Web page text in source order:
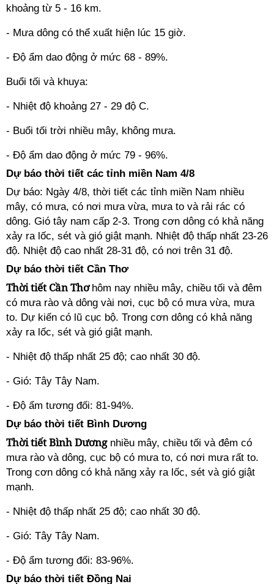
khoảng từ 5 - 16 km.
- Mưa dông có thể xuất hiện lúc 15 giờ.
- Độ ẩm dao động ở mức 68 - 89%.
Buổi tối và khuya:
- Nhiệt độ khoảng 27 - 29 độ C.
- Buổi tối trời nhiều mây, không mưa.
- Độ ẩm dao động ở mức 79 - 96%.
Dự báo thời tiết các tỉnh miền Nam 4/8
Dự báo: Ngày 4/8, thời tiết các tỉnh miền Nam nhiều
mây, có mưa, có nơi mưa vừa, mưa to và rải rác có
dông. Gió tây nam cấp 2-3. Trong cơn dông có khả năng
xảy ra lốc, sét và gió giật mạnh. Nhiệt độ thấp nhất 23-26
độ. Nhiệt độ cao nhất 28-31 độ, có nơi trên 31 độ.
Dự báo thời tiết Cần Thơ
Thời tiết Cần Thơ hôm nay nhiều mây, chiều tối và đêm
có mưa rào và dông vài nơi, cục bộ có mưa vừa, mưa
to. Dự kiến có lũ cục bộ. Trong cơn dông có khả năng
xảy ra lốc, sét và gió giật mạnh.
- Nhiệt độ thấp nhất 25 độ; cao nhất 30 độ.
- Gió: Tây Tây Nam.
- Độ ẩm tương đối: 81-94%.
Dự báo thời tiết Bình Dương
Thời tiết Bình Dươngnhiều mây, chiều tối và đêm có
mưa rào và dông, cục bộ có mưa to, có nơi mưa rất to.
Trong cơn dông có khả năng xảy ra lốc, sét và gió giật
mạnh.
- Nhiệt độ thấp nhất 25 độ; cao nhất 30 độ.
- Gió: Tây Tây Nam.
- Độ ẩm tương đối: 83-96%.
Dự báo thời tiết Đồng Nai